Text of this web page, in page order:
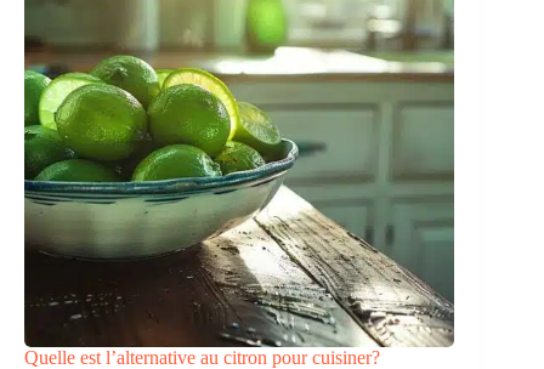
Quelle est l’alternative au citron pour cuisiner?